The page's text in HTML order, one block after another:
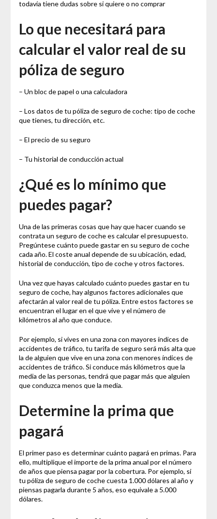
todavía tiene dudas sobre si quiere o no comprar
Lo que necesitará para
calcular el valor real de su
póliza de seguro
– Un bloc de papel o una calculadora
– Los datos de tu póliza de seguro de coche: tipo de coche
que tienes, tu dirección, etc.
– El precio de su seguro
– Tu historial de conducción actual
¿Qué es lo mínimo que
puedes pagar?
Una de las primeras cosas que hay que hacer cuando se
contrata un seguro de coche es calcular el presupuesto.
Pregúntese cuánto puede gastar en su seguro de coche
cada año. El coste anual depende de su ubicación, edad,
historial de conducción, tipo de coche y otros factores.
Una vez que hayas calculado cuánto puedes gastar en tu
seguro de coche, hay algunos factores adicionales que
afectarán al valor real de tu póliza. Entre estos factores se
encuentran el lugar en el que vive y el número de
kilómetros al año que conduce.
Por ejemplo, si vives en una zona con mayores índices de
accidentes de tráfico, tu tarifa de seguro será más alta que
la de alguien que vive en una zona con menores índices de
accidentes de tráfico. Si conduce más kilómetros que la
media de las personas, tendrá que pagar más que alguien
que conduzca menos que la media.
Determine la prima que
pagará
El primer paso es determinar cuánto pagará en primas. Para
ello, multiplique el importe de la prima anual por el número
de años que piensa pagar por la cobertura. Por ejemplo, si
tu póliza de seguro de coche cuesta 1.000 dólares al año y
piensas pagarla durante 5 años, eso equivale a 5.000
dólares.